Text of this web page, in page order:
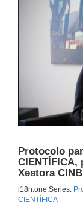
Protocolo
CIENTÍFICA,
Xestora
i18n.one.Series:
CIENTÍFICA